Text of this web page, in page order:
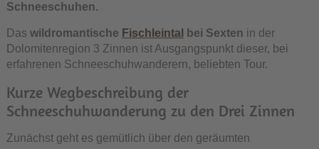
Schneeschuhen.
Das wildromantische Fischleintal bei Sexten in der
Dolomitenregion 3 Zinnen ist Ausgangspunkt dieser, bei
erfahrenen Schneeschuhwanderern, beliebten Tour.
Kurze Wegbeschreibung der
Schneeschuhwanderung zu den Drei Zinnen
Zunächst geht es gemütlich über den geräumten